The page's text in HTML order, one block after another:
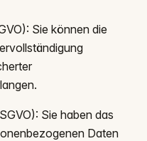
Sie können die
Sie haben das
Daten